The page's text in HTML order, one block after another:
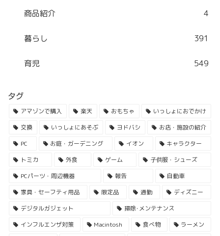
商品紹介 4
暮らし 391
育児 549
タグ
アマゾンで購入 楽天 おもちゃ
いっしょにおでかけ
交換
いっしょにあそぶ ヨドバシ
お店・施設の紹介
PC
お庭・ガーデニング イオン
キャラクター
トミカ
外食 ゲーム
子供服・シューズ
PCパーツ・周辺機器
報告
自動車
家具・セーフティ用品
限定品 通勤
ディズニー
デジタルガジェット
掃除･メンテナンス
インフルエンザ対策
Macintosh 食べ物
ラーメン